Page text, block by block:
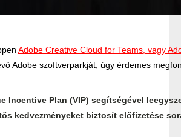
Adobe Creative Cloud for Teams, vagy
Adobe szoftverparkját, úgy érdemes
Incentive Plan (VIP) segítségével
kedvezményeket biztosít előfizetése